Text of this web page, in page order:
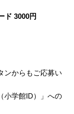
ド 3000円
ンからもご応募い
小学館ID）」への